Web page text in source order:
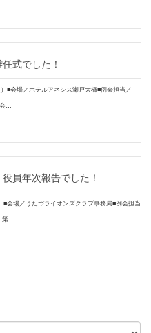
式でした！
■会場／ホテルアネシス瀬戸大橋■例会担当／
会…
員年次報告でした！
■会場／うたづライオンズクラブ事務局■例会担当
第…